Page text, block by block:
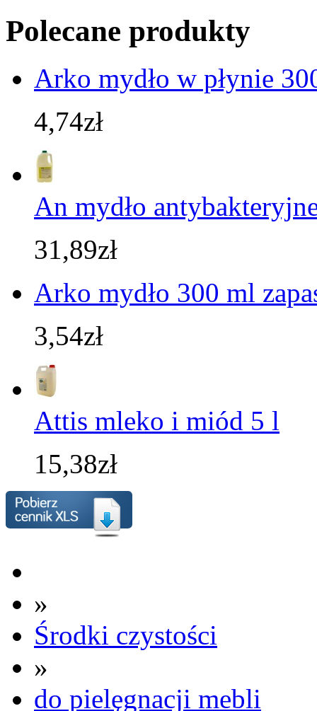
Polecane produkty
Arko mydło w płynie
4,74zł
An mydło
31,89zł
Arko mydło 300 ml
3,54zł
Attis mleko i miód 5 l
15,38zł
»
Środki czystości
»
do pielęgnacji mebli